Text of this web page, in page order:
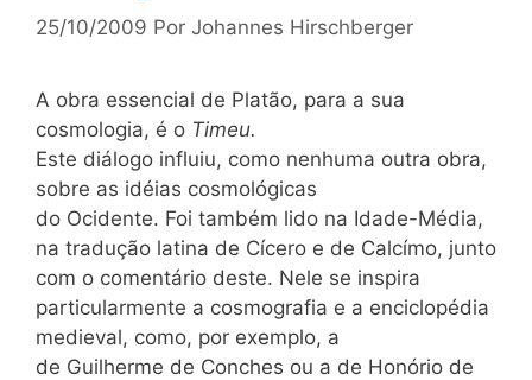
25/10/2009 Por Johannes Hirschberger
A obra essencial de Platão, para a sua
cosmologia, é o Timeu.
Este diálogo influiu, como nenhuma outra obra,
sobre as idéias cosmológicas
do Ocidente. Foi também lido na Idade-Média,
na tradução latina de Cícero e de Calcímo, junto
com o comentário deste. Nele se inspira
particularmente a cosmografia e a enciclopédia
medieval, como, por exemplo, a
de Guilherme de Conches ou a de Honório de